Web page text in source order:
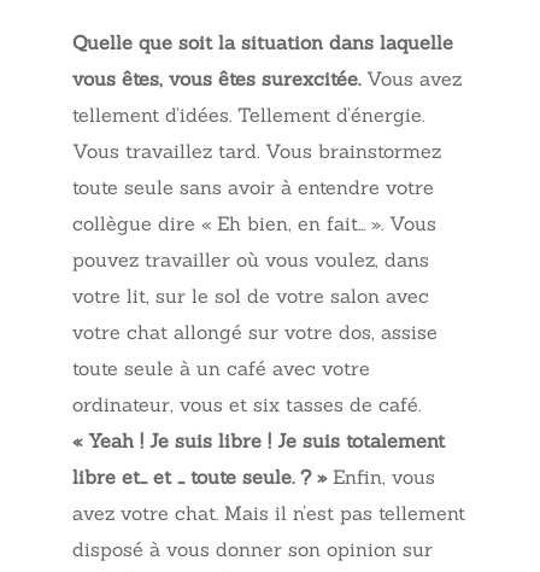
Quelle que soit la situation dans laquelle
vous êtes, vous êtes surexcitée.Vous avez
tellement d’idées. Tellement d’énergie.
Vous travaillez tard. Vous brainstormez
toute seule sans avoir à entendre votre
collègue dire « Eh bien, en fait… ». Vous
pouvez travailler où vous voulez, dans
votre lit, sur le sol de votre salon avec
votre chat allongé sur votre dos, assise
toute seule à un café avec votre
ordinateur, vous et six tasses de café.
« Yeah ! Je suis libre ! Je suis totalement
libre et… et … toute seule. ? »Enfin, vous
avez votre chat. Mais il n’est pas tellement
disposé à vous donner son opinion sur